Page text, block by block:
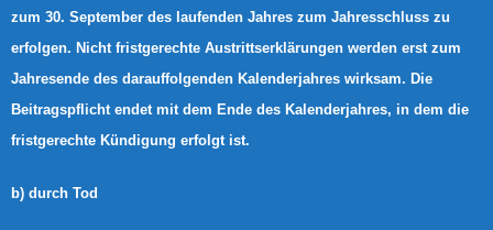
zum 30. September des laufenden Jahres zum Jahresschluss zu
erfolgen. Nicht fristgerechte Austrittserklärungen werden erst zum
Jahresende des darauffolgenden Kalenderjahres wirksam. Die
Beitragspflicht endet mit dem Ende des Kalenderjahres, in dem die
fristgerechte Kündigung erfolgt ist.
b) durch Tod